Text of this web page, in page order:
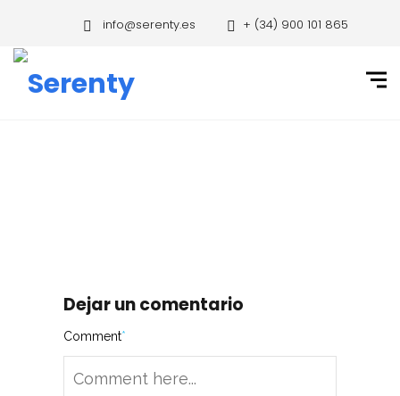
info@serenty.es + (34) 900 101 865
Dejar un comentario
Comment*